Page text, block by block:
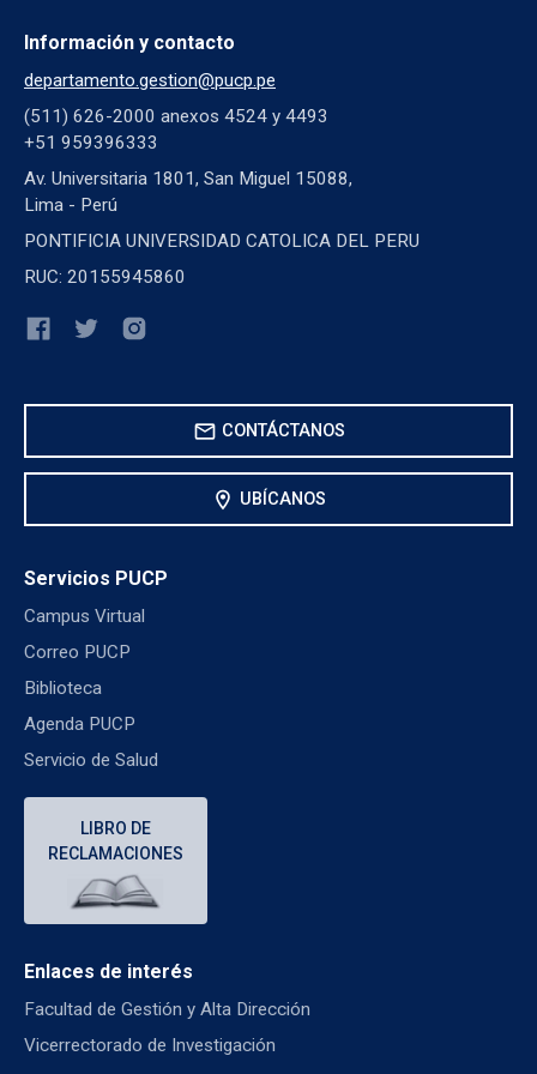
Información y contacto
departamento.gestion@pucp.pe
(511) 626-2000 anexos 4524 y 4493
+51 959396333
Av. Universitaria 1801, San Miguel 15088,
Lima - Perú
PONTIFICIA UNIVERSIDAD CATOLICA DEL PERU
RUC: 20155945860
mail CONTÁCTANOS
location_on UBÍCANOS
Servicios PUCP
Campus Virtual
Correo PUCP
Biblioteca
Agenda PUCP
Servicio de Salud
LIBRO DE
RECLAMACIONES
Enlaces de interés
Facultad de Gestión y Alta Dirección
Vicerrectorado de Investigación